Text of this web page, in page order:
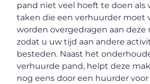
pand niet veel hoeft te doen als
taken die een verhuurder moet
worden overgedragen aan deze
zodat u uw tijd aan andere
besteden. Naast het
verhuurde pand, helpt deze
nog eens door een huurder